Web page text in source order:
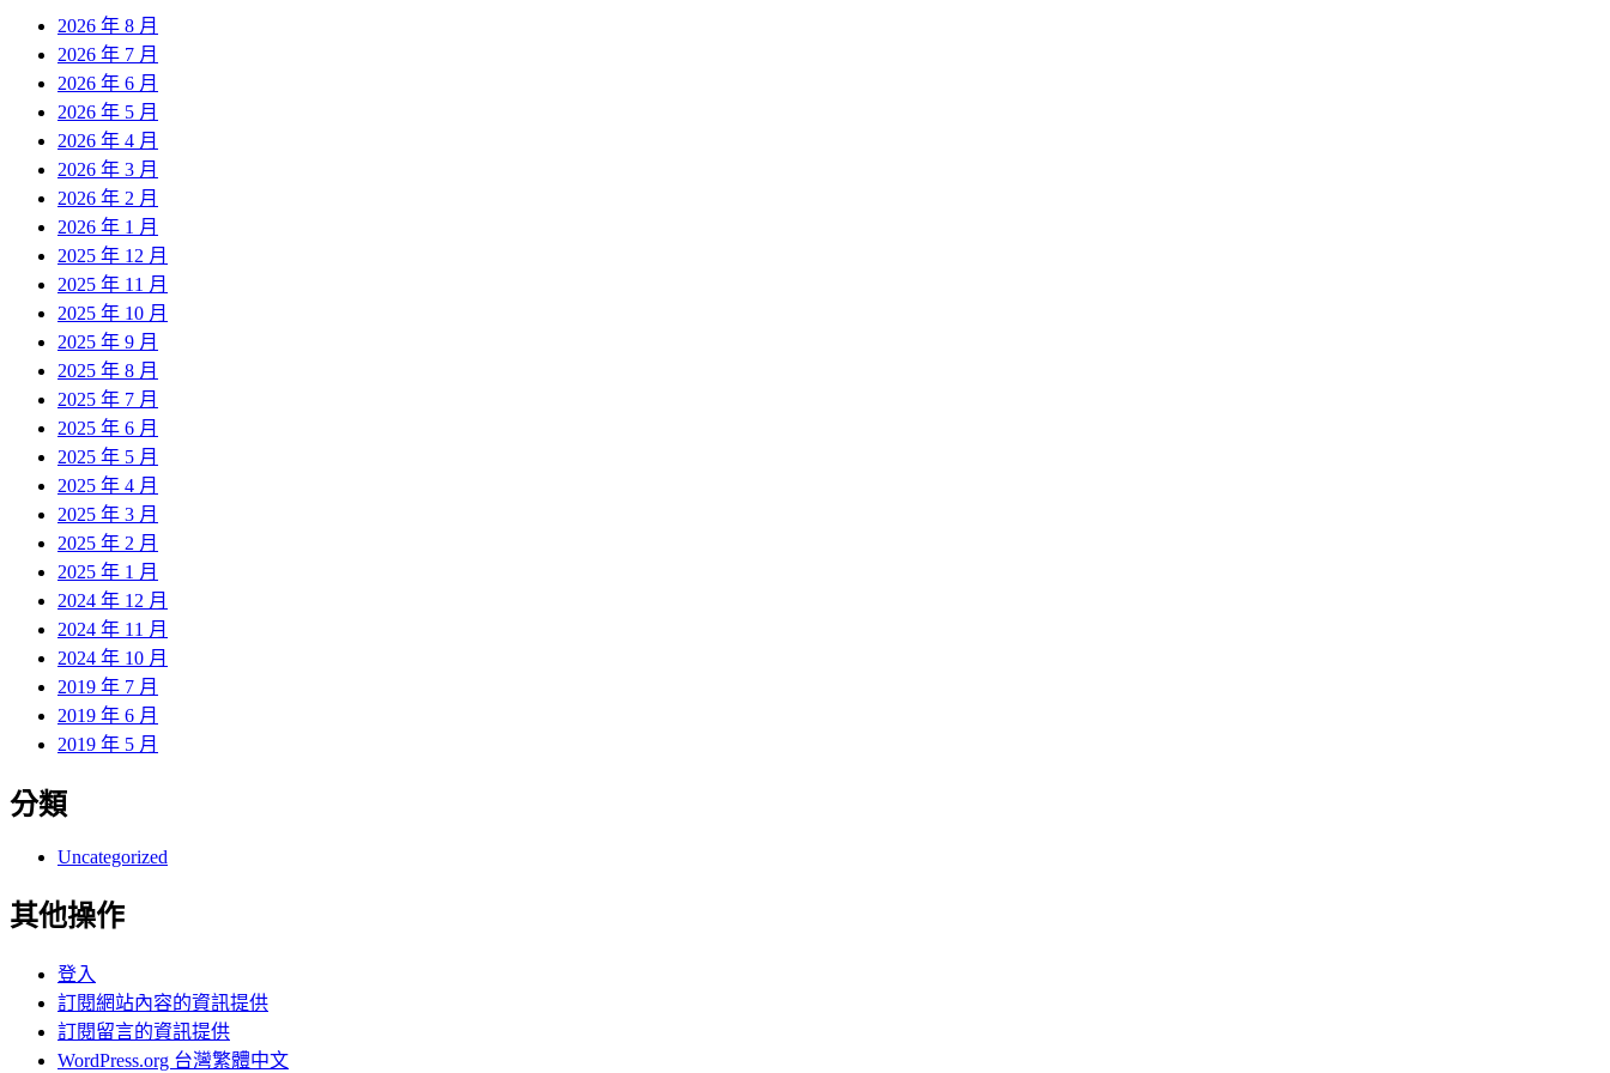
2026 年 8 月
2026 年 7 月
2026 年 6 月
2026 年 5 月
2026 年 4 月
2026 年 3 月
2026 年 2 月
2026 年 1 月
2025 年 12 月
2025 年 11 月
2025 年 10 月
2025 年 9 月
2025 年 8 月
2025 年 7 月
2025 年 6 月
2025 年 5 月
2025 年 4 月
2025 年 3 月
2025 年 2 月
2025 年 1 月
2024 年 12 月
2024 年 11 月
2024 年 10 月
2019 年 7 月
2019 年 6 月
2019 年 5 月
分類
Uncategorized
其他操作
登入
訂閱網站內容的資訊提供
訂閱留言的資訊提供
WordPress.org 台灣繁體中文